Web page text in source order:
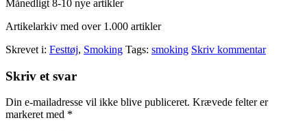
Månedligt 8-10 nye artikler
Artikelarkiv med over 1.000 artikler
Skrevet i: Festtøj, Smoking Tags: smoking Skriv kommentar
Læserinteraktioner
Skriv et svar
Din e-mailadresse vil ikke blive publiceret. Krævede felter er
markeret med *